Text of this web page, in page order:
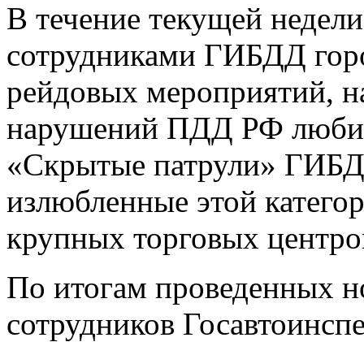
В течение текущей
сотрудниками ГИБДД
рейдовых мероприятий,
нарушений ПДД РФ
«Скрытые патрули»
излюбленные этой
крупных торговых
По итогам проведенных
сотрудников